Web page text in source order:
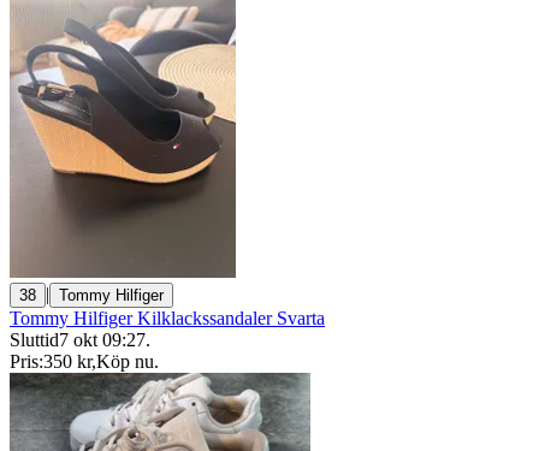
38 | Tommy Hilfiger
Tommy Hilfiger Kilklackssandaler Svarta
Sluttid7 okt 09:27.
Pris:350 kr,Köp nu.